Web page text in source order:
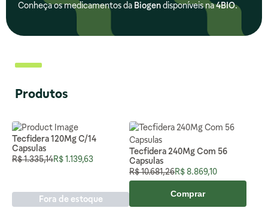
Conheça os medicamentos da Biogendisponíveis na4BIO.
Produtos
Tecfidera 120Mg C/14
Capsulas
Preço Especial
R$ 1.139,63
Preço Normal
R$ 1.335,14
Fora de estoque
Tecfidera 240Mg Com 56
Capsulas
Preço Especial
R$ 8.869,10
Preço Normal
R$ 10.681,26
Comprar